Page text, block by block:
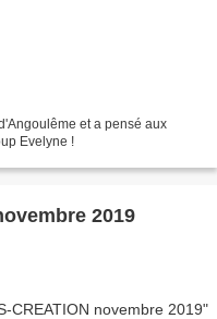
et a pensé aux
Evelyne !
2019